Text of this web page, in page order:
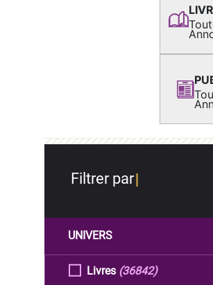
Filtrer par
UNIVERS
Livres (36842)